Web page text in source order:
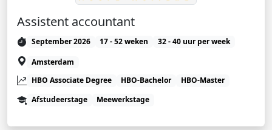
Assistent accountant
September 2026 17 - 52 weken
32 - 40 uur per week
Amsterdam
HBO Associate Degree
HBO-Bachelor
HBO-Master
Afstudeerstage
Meewerkstage